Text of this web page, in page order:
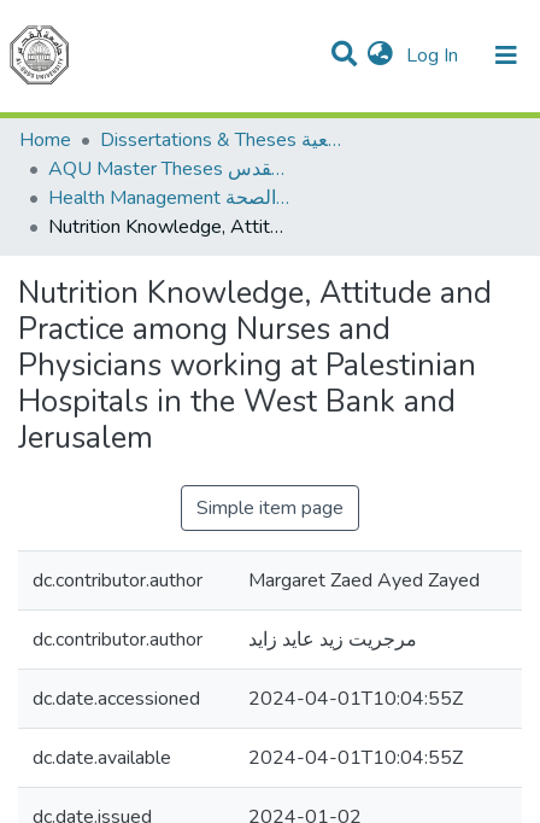
Log In (current)
Communities & Collections
All of DSpace
Home
Dissertations & Theses الرسائل الجامعية
AQU Master Theses الرسائل الجامعية الخاصة بجامعة القدس
Health Management الإدارة الصحة
Nutrition Knowledge, Attitude and Practice among Nurses and Physicians working at Palestinian Hospitals in the West Bank and Jerusalem
Nutrition Knowledge, Attitude and
Practice among Nurses and
Physicians working at Palestinian
Hospitals in the West Bank and
Jerusalem
Simple item page
dc.contributor.author Margaret Zaed Ayed Zayed
dc.contributor.author مرجريت زيد عايد زايد
dc.date.accessioned 2024-04-01T10:04:55Z
dc.date.available 2024-04-01T10:04:55Z
dc.date.issued 2024-01-02